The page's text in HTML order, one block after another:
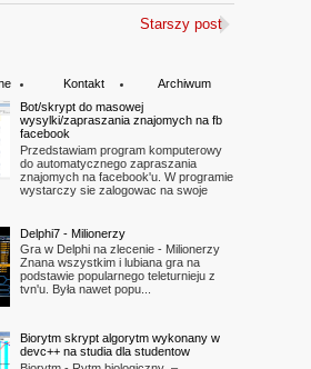
Starszy post
Kontakt
Archiwum
Bot/skrypt do masowej
wysylki/zapraszania znajomych na fb
facebook
Przedstawiam program komputerowy
do automatycznego zapraszania
znajomych na facebook'u. W programie
wystarczy sie zalogowac na swoje
Delphi7 - Milionerzy
Gra w Delphi na zlecenie - Milionerzy
Znana wszystkim i lubiana gra na
podstawie popularnego teleturnieju z
tvn'u. Była nawet popu...
Biorytm skrypt algorytm wykonany w
devc++ na studia dla studentow